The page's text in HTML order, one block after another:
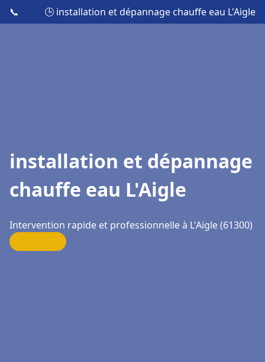
📞 🕒 installation et dépannage chauffe eau L'Aigle
installation et dépannage
chauffe eau L'Aigle
Intervention rapide et professionnelle à L'Aigle (61300)